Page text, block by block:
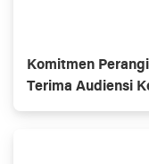
Komitmen
Terima Audiensi